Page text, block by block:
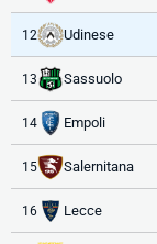
12 Udinese
13 Sassuolo
14 Empoli
15 Salernitana
16 Lecce